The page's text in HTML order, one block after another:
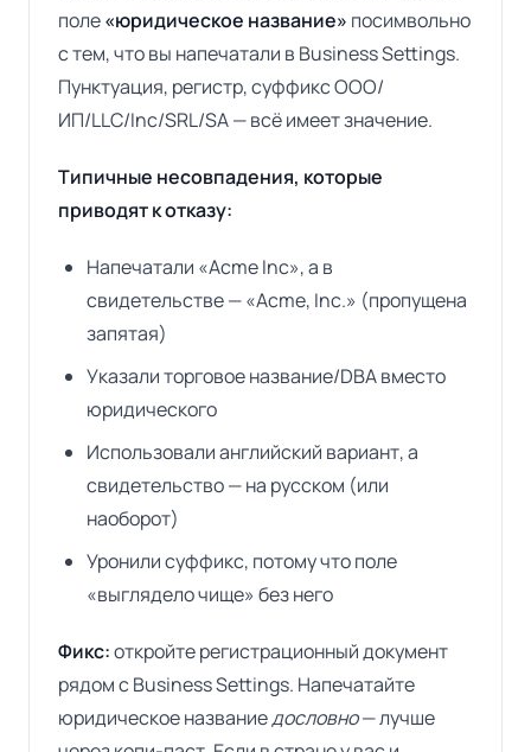
поле«юридическое название» посимвольно
с тем, что вы напечатали в Business Settings.
Пунктуация, регистр, суффикс ООО/
ИП/LLC/Inc/SRL/SA — всё имеет значение.
Типичные несовпадения, которые
приводят к отказу:
Напечатали «Acme Inc», а в
свидетельстве — «Acme, Inc.» (пропущена
запятая)
Указали торговое название/DBA вместо
юридического
Использовали английский вариант, а
свидетельство — на русском (или
наоборот)
Уронили суффикс, потому что поле
«выглядело чище» без него
Фикс:откройте регистрационный документ
рядом с Business Settings. Напечатайте
юридическое названиедословно— лучше